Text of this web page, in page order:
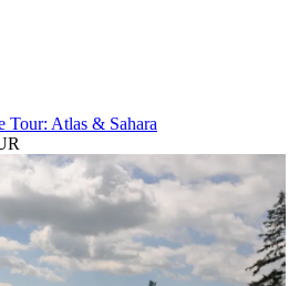
Tour: Atlas & Sahara